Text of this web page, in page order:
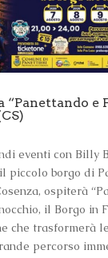
“Panettando e
eventi con Billy
piccolo borgo di
ospiterà
il Borgo in
che trasformerà
percorso